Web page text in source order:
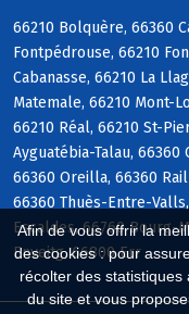
Afin de vous offrir la
des cookies : pour
récolter des
du site et vous
66210 Bolquère, 66360
Fontpédrouse, 66210
Cabanasse, 66210 La
Matemale, 66210 Mont-
66210 Réal, 66210 St-
Ayguatébia-Talau,
66360 Oreilla, 66360
66360 Thuès-Entre-
Escaldes, 66760 Bourg-
Enveitg, 66800 Err